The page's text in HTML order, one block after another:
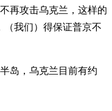
再攻击乌克兰，这样的
（我们）得保证普京不
岛，乌克兰目前有约